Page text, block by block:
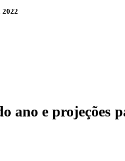
2022
ano e projeções